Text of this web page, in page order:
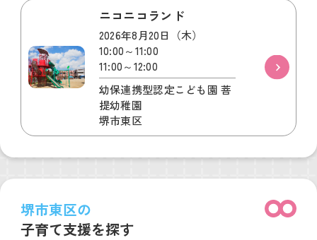
ニコニコランド
2026年8月20日（木）
10:00～11:00
11:00～12:00
幼保連携型認定こども園 菩
提幼稚園
堺市東区
堺市東区の
子育て支援を探す